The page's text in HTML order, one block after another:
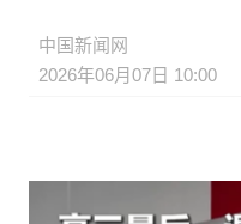
中国新闻网
2026年06月07日 10:00